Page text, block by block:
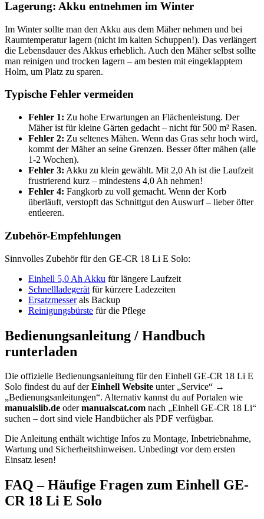
Lagerung: Akku entnehmen im Winter
Im Winter sollte man den Akku aus dem Mäher nehmen und bei
Raumtemperatur lagern (nicht im kalten Schuppen!). Das verlängert
die Lebensdauer des Akkus erheblich. Auch den Mäher selbst sollte
man reinigen und trocken lagern – am besten mit eingeklapptem
Holm, um Platz zu sparen.
Typische Fehler vermeiden
Fehler 1: Zu hohe Erwartungen an Flächenleistung. Der
Mäher ist für kleine Gärten gedacht – nicht für 500 m² Rasen.
Fehler 2: Zu seltenes Mähen. Wenn das Gras sehr hoch wird,
kommt der Mäher an seine Grenzen. Besser öfter mähen (alle
1-2 Wochen).
Fehler 3: Akku zu klein gewählt. Mit 2,0 Ah ist die Laufzeit
frustrierend kurz – mindestens 4,0 Ah nehmen!
Fehler 4: Fangkorb zu voll gemacht. Wenn der Korb
überläuft, verstopft das Schnittgut den Auswurf – lieber öfter
entleeren.
Zubehör-Empfehlungen
Sinnvolles Zubehör für den GE-CR 18 Li E Solo:
Einhell 5,0 Ah Akku für längere Laufzeit
Schnellladegerät für kürzere Ladezeiten
Ersatzmesserals Backup
Reinigungsbürste für die Pflege
Bedienungsanleitung / Handbuch
runterladen
Die offizielle Bedienungsanleitung für den Einhell GE-CR 18 Li E
Solo findest du auf derEinhell Website unter „Service“ →
„Bedienungsanleitungen“. Alternativ kannst du auf Portalen wie
manualslib.de odermanualscat.com nach „Einhell GE-CR 18 Li“
suchen – dort sind viele Handbücher als PDF verfügbar.
Die Anleitung enthält wichtige Infos zu Montage, Inbetriebnahme,
Wartung und Sicherheitshinweisen. Unbedingt vor dem ersten
Einsatz lesen!
FAQ – Häufige Fragen zum Einhell GE-
CR 18 Li E Solo